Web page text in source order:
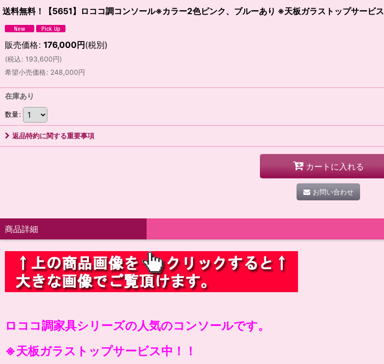
送料無料！【5651】ロココ調コンソール※カラー2色ピンク、ブルーあり ※天板ガラストップサービス
販売価格: 176,000円(税別)
(税込: 193,600円)
希望小売価格: 248,000円
在庫あり
数量:
返品特約に関する重要事項
カートに入れる
お問い合わせ
商品詳細
ロココ調家具シリーズの人気のコンソールです。
※天板ガラストップサービス中！！